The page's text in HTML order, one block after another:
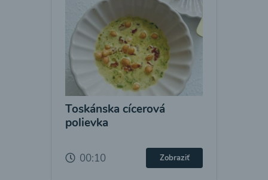
Toskánska cícerová
polievka
00:10 Zobraziť